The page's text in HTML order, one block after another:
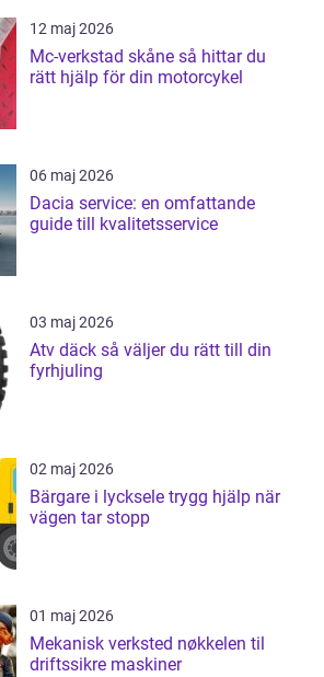
12 maj 2026
Mc-verkstad skåne så hittar du
rätt hjälp för din motorcykel
06 maj 2026
Dacia service: en omfattande
guide till kvalitetsservice
03 maj 2026
Atv däck så väljer du rätt till din
fyrhjuling
02 maj 2026
Bärgare i lycksele trygg hjälp när
vägen tar stopp
01 maj 2026
Mekanisk verksted nøkkelen til
driftssikre maskiner